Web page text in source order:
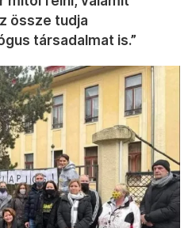
össze tudja
társadalmat is.”